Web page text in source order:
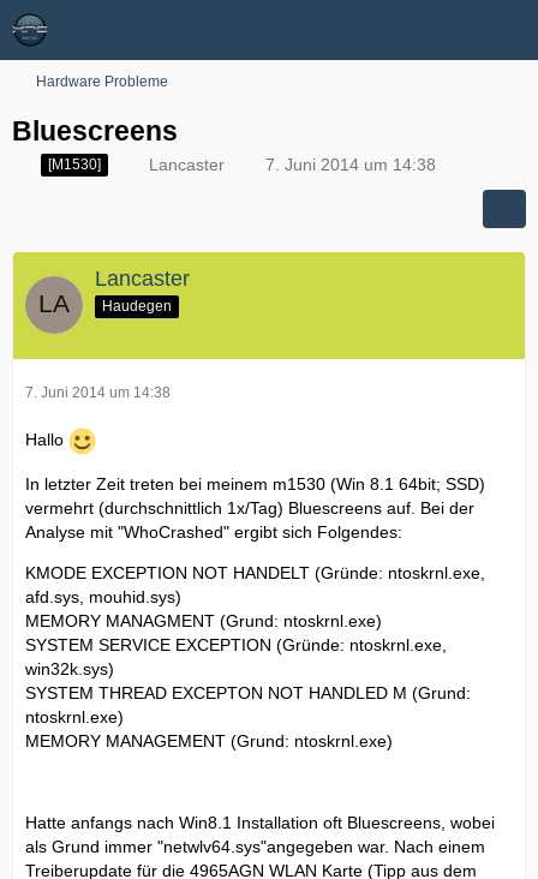
Hardware Probleme
Bluescreens
[M1530] Lancaster 7. Juni 2014 um 14:38
Lancaster
Haudegen
7. Juni 2014 um 14:38
Hallo
In letzter Zeit treten bei meinem m1530 (Win 8.1 64bit; SSD)
vermehrt (durchschnittlich 1x/Tag) Bluescreens auf. Bei der
Analyse mit "WhoCrashed" ergibt sich Folgendes:
KMODE EXCEPTION NOT HANDELT (Gründe: ntoskrnl.exe,
afd.sys, mouhid.sys)
MEMORY MANAGMENT (Grund: ntoskrnl.exe)
SYSTEM SERVICE EXCEPTION (Gründe: ntoskrnl.exe,
win32k.sys)
SYSTEM THREAD EXCEPTON NOT HANDLED M (Grund:
ntoskrnl.exe)
MEMORY MANAGEMENT (Grund: ntoskrnl.exe)
Hatte anfangs nach Win8.1 Installation oft Bluescreens, wobei
als Grund immer "netwlv64.sys"angegeben war. Nach einem
Treiberupdate für die 4965AGN WLAN Karte (Tipp aus dem